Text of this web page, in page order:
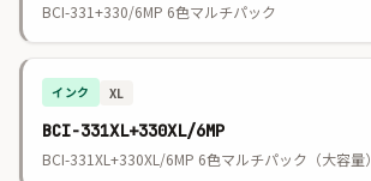
BCI-331+330/6MP 6色マルチパック
インク XL
BCI-331XL+330XL/6MP
BCI-331XL+330XL/6MP 6色マルチパック（大容量）